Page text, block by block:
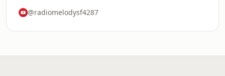
@radiomelodysf4287